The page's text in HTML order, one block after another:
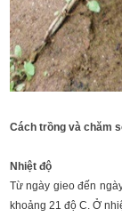
Cách trồng và chăm
Nhiệt độ
Từ ngày gieo đến
khoảng 21 độ C. Ở